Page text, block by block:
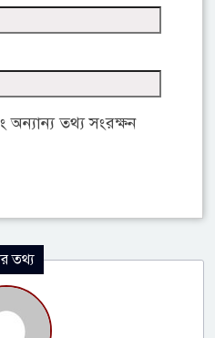
তথ্য সংরক্ষন
তথ্য